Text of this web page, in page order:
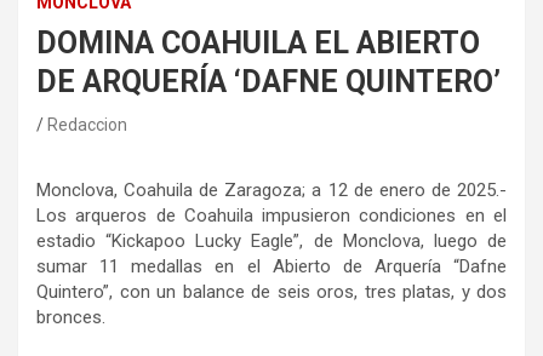
DOMINA COAHUILA EL ABIERTO
DE ARQUERÍA ‘DAFNE QUINTERO’
Redaccion
Monclova, Coahuila de Zaragoza; a 12 de enero de 2025.-
Los arqueros de Coahuila impusieron condiciones en el
estadio “Kickapoo Lucky Eagle”, de Monclova, luego de
sumar 11 medallas en el Abierto de Arquería “Dafne
Quintero”, con un balance de seis oros, tres platas, y dos
bronces.